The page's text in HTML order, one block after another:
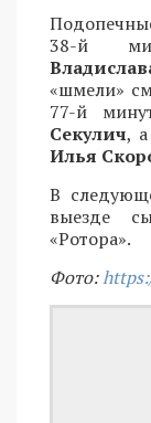
38-й
«шмели»
77-й
Секулич,
Илья
В
выезде
«Ротора».
Фото: